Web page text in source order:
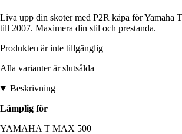
Liva upp din skoter med P2R kåpa för Yamaha
till 2007. Maximera din stil och prestanda.
Produkten är inte tillgänglig
Alla varianter är slutsålda
Beskrivning
Lämplig för
YAMAHA T MAX 500